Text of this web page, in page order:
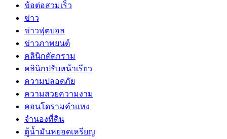
ข้อต่อสวมเร็ว
ข่าว
ข่าวฟุตบอล
ข่าวภาพยนต์
คลินิกตัดกราม
คลินิกปรับหน้าเรียว
ความปลอดภัย
ความสวยความงาม
คอนโดรามคำแหง
จำนองที่ดิน
ตู้น้ำมันหยอดเหรียญ